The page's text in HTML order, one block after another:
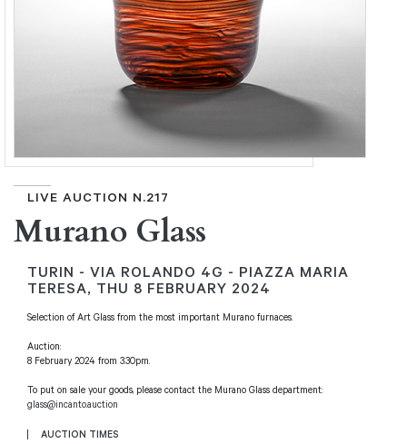
LIVE AUCTION N.217
Murano Glass
TURIN - VIA ROLANDO 4G - PIAZZA MARIA
TERESA, THU 8 FEBRUARY 2024
Selection of Art Glass from the most important Murano furnaces.
Auction:
8 February 2024 from 3.30pm.
To put on sale your goods, please contact the Murano Glass department:
glass@incanto.auction
AUCTION TIMES